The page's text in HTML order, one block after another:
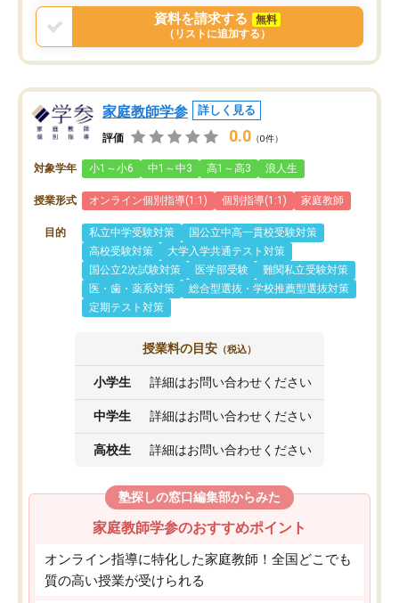
資料を請求する
無料
（リストに追加する）
家庭教師学参 詳しく見る
評価 0.0 （0件）
対象学年 小1～小6 中1～中3 高1～高3 浪人生
授業形式 オンライン個別指導(1:1) 個別指導(1:1) 家庭教師
目的 私立中学受験対策
国公立中高一貫校受験対策
高校受験対策
大学入学共通テスト対策
国公立2次試験対策
医学部受験
難関私立受験対策
医・歯・薬系対策
総合型選抜・学校推薦型選抜対策
定期テスト対策
授業料の目安 （税込）
小学生 詳細はお問い合わせください
中学生 詳細はお問い合わせください
高校生 詳細はお問い合わせください
塾探しの窓口編集部からみた
家庭教師学参のおすすめポイント
オンライン指導に特化した家庭教師！全国どこでも
質の高い授業が受けられる